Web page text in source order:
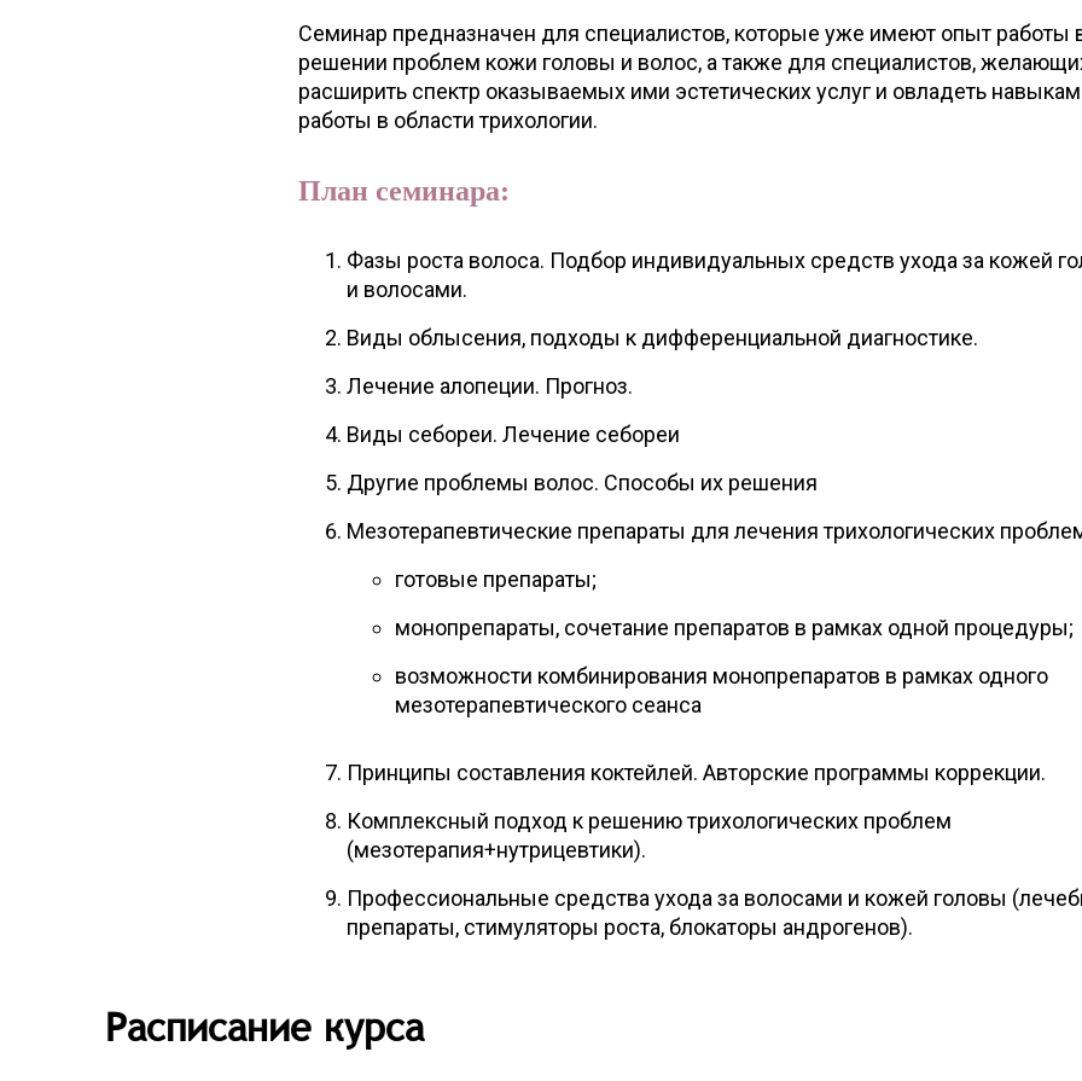
Семинар предназначен для специалистов, которые уже имеют опыт работы
решении проблем кожи головы и волос, а также для специалистов,
расширить спектр оказываемых ими эстетических услуг и овладеть
работы в области трихологии.
План семинара:
Фазы роста волоса. Подбор индивидуальных средств ухода за кожей
и волосами.
Виды облысения, подходы к дифференциальной диагностике.
Лечение алопеции. Прогноз.
Виды себореи. Лечение себореи
Другие проблемы волос. Способы их решения
Мезотерапевтические препараты для лечения трихологических
готовые препараты;
монопрепараты, сочетание препаратов в рамках одной процедуры;
возможности комбинирования монопрепаратов в рамках одного
мезотерапевтического сеанса
Принципы составления коктейлей. Авторские программы коррекции.
Комплексный подход к решению трихологических проблем
(мезотерапия+нутрицевтики).
Профессиональные средства ухода за волосами и кожей головы
препараты, стимуляторы роста, блокаторы андрогенов).
Расписание курса